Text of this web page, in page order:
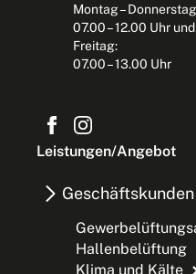
Montag –
07.00 – 12.00 Uhr
Freitag:
07.00 – 13.00 Uhr
Leistungen/Angebot
Geschäftskunden
Hallenbelüftung
Klima und Kälte